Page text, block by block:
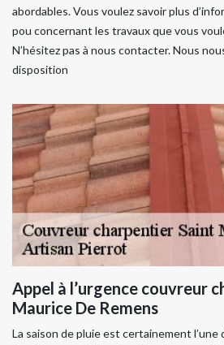
abordables. Vous voulez savoir plus
pou concernant les travaux que vous
N’hésitez pas à nous contacter. Nous
disposition
Appel à l’urgence couvreur
Maurice De Remens
La saison de pluie est certainement l’une